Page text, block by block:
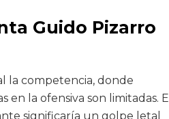
Guido Pizarro
la competencia, donde
la ofensiva son limitadas. El
significaría un golpe letal